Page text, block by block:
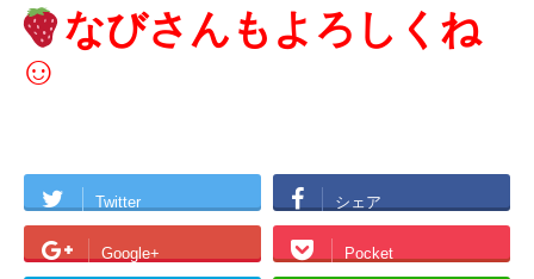
なびさんもよろしくね
☺
Twitter シェア
Google+ Pocket